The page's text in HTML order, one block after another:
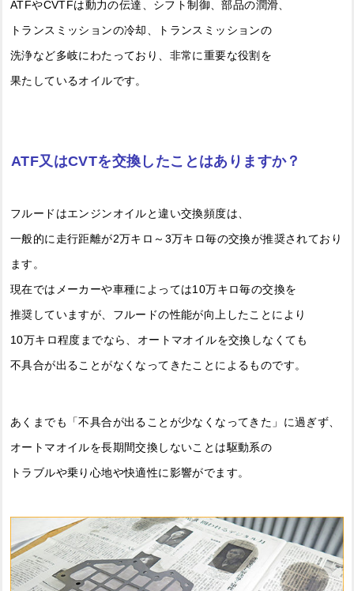
ATFやCVTFは動力の伝達、シフト制御、部品の潤滑、
トランスミッションの冷却、トランスミッションの
洗浄など多岐にわたっており、非常に重要な役割を
果たしているオイルです。
ATF又はCVTを交換したことはありますか？
フルードはエンジンオイルと違い交換頻度は、
一般的に走行距離が2万キロ～3万キロ毎の交換が推奨されており
ます。
現在ではメーカーや車種によっては10万キロ毎の交換を
推奨していますが、フルードの性能が向上したことにより
10万キロ程度までなら、オートマオイルを交換しなくても
不具合が出ることがなくなってきたことによるものです。
あくまでも「不具合が出ることが少なくなってきた」に過ぎず、
オートマオイルを長期間交換しないことは駆動系の
トラブルや乗り心地や快適性に影響がでます。